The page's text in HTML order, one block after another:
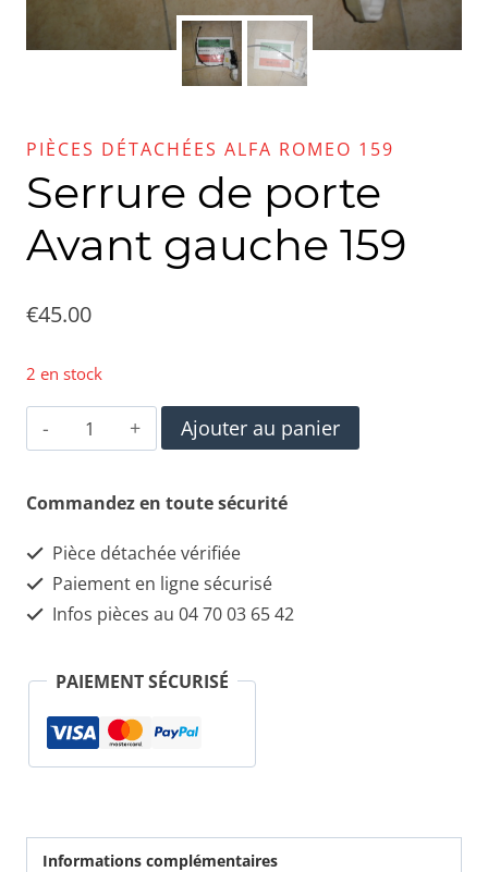
PIÈCES DÉTACHÉES ALFA ROMEO 159
Serrure de porte
Avant gauche 159
€45.00
2 en stock
quantité
de
Serrure
porte
Avant
gauche
Ajouter au panier
Commandez en toute sécurité
Pièce détachée vérifiée
Paiement en ligne sécurisé
Infos pièces au 04 70 03 65 42
PAIEMENT SÉCURISÉ
Informations complémentaires